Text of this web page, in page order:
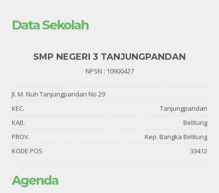
Data Sekolah
SMP NEGERI 3 TANJUNGPANDAN
NPSN : 10900427
Jl. M. Nuh Tanjungpandan No 29
KEC.
Tanjungpandan
KAB.
Belitung
PROV.
Kep. Bangka Belitung
KODE POS
33412
Agenda